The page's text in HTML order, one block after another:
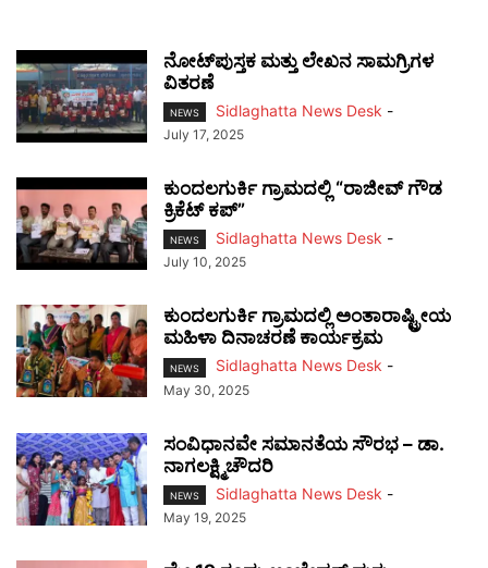
ನೋಟ್‌ಪುಸ್ತಕ ಮತ್ತು ಲೇಖನ ಸಾಮಗ್ರಿಗಳ
ವಿತರಣೆ
NEWS Sidlaghatta News Desk -
July 17, 2025
ಕುಂದಲಗುರ್ಕಿ ಗ್ರಾಮದಲ್ಲಿ “ರಾಜೀವ್ ಗೌಡ
ಕ್ರಿಕೆಟ್ ಕಪ್”
NEWS Sidlaghatta News Desk -
July 10, 2025
ಕುಂದಲಗುರ್ಕಿ ಗ್ರಾಮದಲ್ಲಿ ಅಂತಾರಾಷ್ಟ್ರೀಯ
ಮಹಿಳಾ ದಿನಾಚರಣೆ ಕಾರ್ಯಕ್ರಮ
NEWS Sidlaghatta News Desk -
May 30, 2025
ಸಂವಿಧಾನವೇ ಸಮಾನತೆಯ ಸೌರಭ – ಡಾ.
ನಾಗಲಕ್ಷ್ಮಿಚೌದರಿ
NEWS Sidlaghatta News Desk -
May 19, 2025